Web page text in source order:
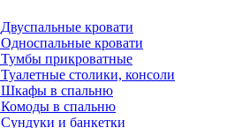
Двуспальные кровати
Односпальные кровати
Тумбы прикроватные
Туалетные столики, консоли
Шкафы в спальню
Комоды в спальню
Сундуки и банкетки